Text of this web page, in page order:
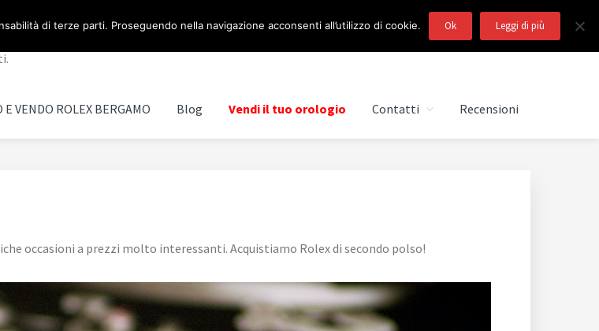
E VENDO ROLEX BERGAMO Blog Vendi il tuo orologio Contatti Recensioni
occasioni a prezzi molto interessanti. Acquistiamo Rolex di secondo polso!
di terze parti. Proseguendo nella navigazione acconsenti all’utilizzo di cookie. Ok Leggi di più